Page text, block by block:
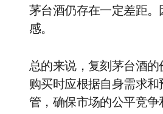
茅台酒仍存在一定差距
感。
总的来说，复刻茅台酒
购买时应根据自身需求
管，确保市场的公平竞争